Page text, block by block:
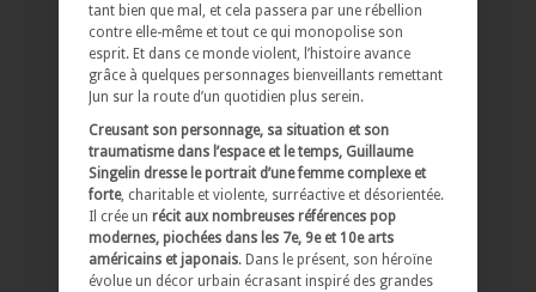
tant bien que mal, et cela passera par une rébellion
contre elle-même et tout ce qui monopolise son
esprit. Et dans ce monde violent, l’histoire avance
grâce à quelques personnages bienveillants remettant
Jun sur la route d’un quotidien plus serein.
Creusant son personnage, sa situation et son
traumatisme dans l’espace et le temps, Guillaume
Singelin dresse le portrait d’une femme complexe et
forte, charitable et violente, surréactive et désorientée.
Il crée un récit aux nombreuses références pop
modernes, piochées dans les 7e, 9e et 10e arts
américains et japonais. Dans le présent, son héroïne
évolue un décor urbain écrasant inspiré des grandes